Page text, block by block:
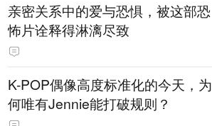
亲密关系中的爱与恐惧，被这部恐
怖片诠释得淋漓尽致
K-POP偶像高度标准化的今天，为
何唯有Jennie能打破规则？